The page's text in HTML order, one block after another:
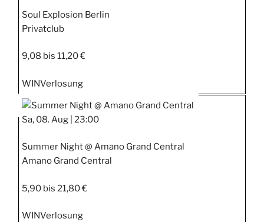
Soul Explosion Berlin
Privatclub
9,08 bis 11,20 €
WINVerlosung
Sa, 08. Aug | 23:00
Summer Night @ Amano Grand Central
Amano Grand Central
5,90 bis 21,80 €
WINVerlosung